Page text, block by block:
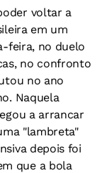
voltar a
em um
feira, no duelo
no confronto
no ano
Naquela
a arrancar
"lambreta"
depois foi
que a bola